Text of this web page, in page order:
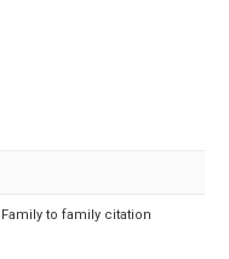
to family citation